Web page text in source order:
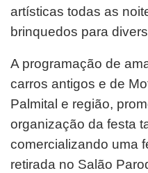
artísticas todas as
brinquedos para
A programação de
carros antigos e de
Palmital e região,
organização da festa
comercializando uma
retirada no Salão